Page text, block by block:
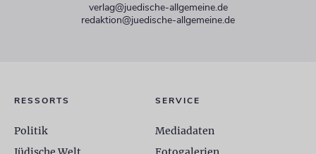
verlag@juedische-allgemeine.de
redaktion@juedische-allgemeine.de
RESSORTS
Politik
SERVICE
Mediadaten